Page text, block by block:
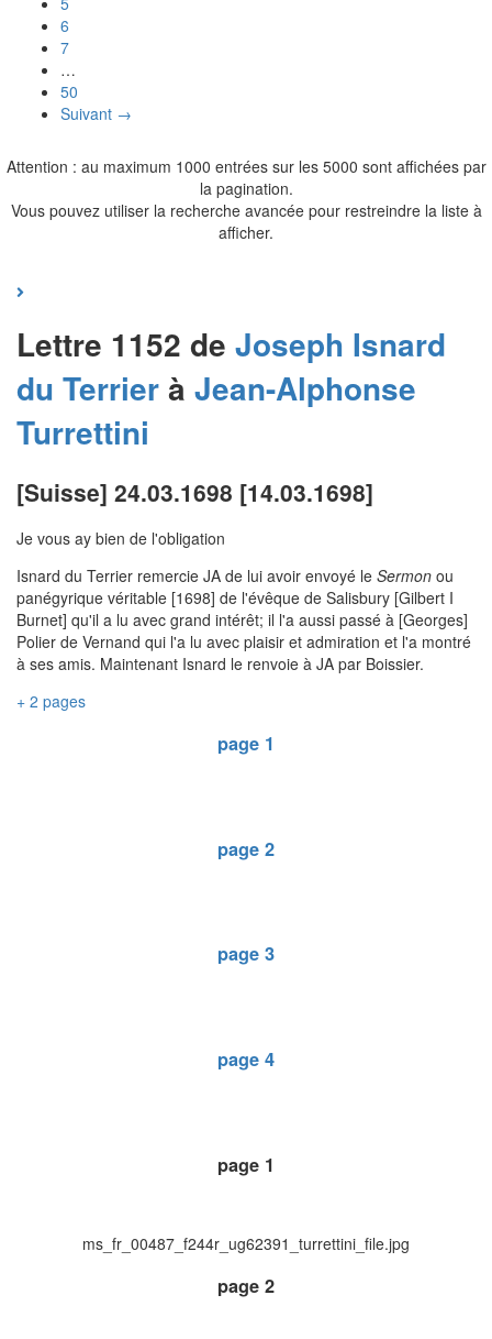
6
7
…
50
Suivant →
Attention : au maximum 1000 entrées sur les 5000 sont affichées par
la pagination.
Vous pouvez utiliser la recherche avancée pour restreindre la liste à
afficher.
Lettre 1152 de Joseph Isnard
du Terrierà Jean-Alphonse
Turrettini
[Suisse] 24.03.1698 [14.03.1698]
Je vous ay bien de l'obligation
Isnard du Terrier remercie JA de lui avoir envoyé le Sermon ou
panégyrique véritable [1698] de l'évêque de Salisbury [Gilbert I
Burnet] qu'il a lu avec grand intérêt; il l'a aussi passé à [Georges]
Polier de Vernand qui l'a lu avec plaisir et admiration et l'a montré
à ses amis. Maintenant Isnard le renvoie à JA par Boissier.
+ 2 pages
page 1
page 2
page 3
page 4
page 1
ms_fr_00487_f244r_ug62391_turrettini_file.jpg
page 2